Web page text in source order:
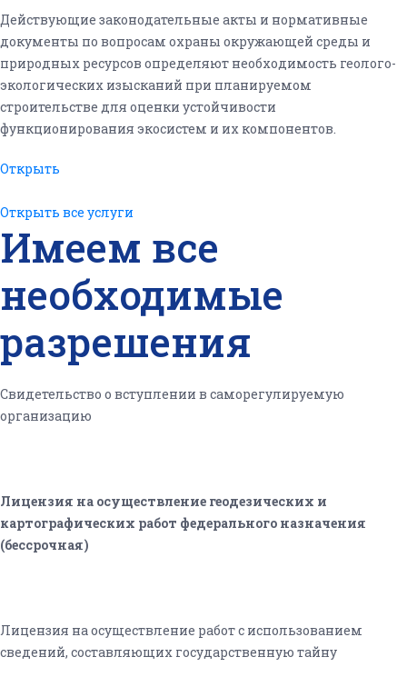
Действующие законодательные акты и нормативные
документы по вопросам охраны окружающей среды и
природных ресурсов определяют необходимость геолого-
экологических изысканий при планируемом
строительстве для оценки устойчивости
функционирования экосистем и их компонентов.
Открыть
Открыть все услуги
Имеем все
необходимые
разрешения
Свидетельство о вступлении в саморегулируемую
организацию
Лицензия на осуществление геодезических и
картографических работ федерального назначения
(бессрочная)
Лицензия на осуществление работ с использованием
сведений, составляющих государственную тайну